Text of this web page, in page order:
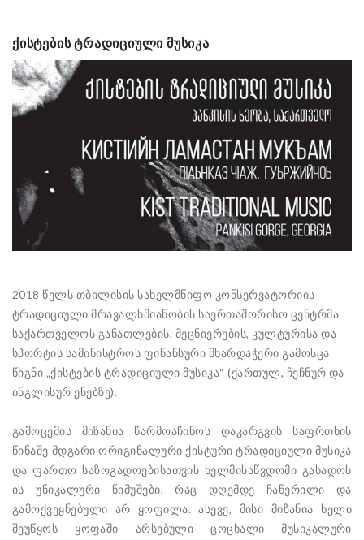
ᲥᲘᲡᲢᲔᲑᲘᲡ ᲢᲠᲐᲓᲘᲪᲘᲣᲚᲘ ᲛᲣᲡᲘᲙᲐ
2018 წელს თბილისის სახელმწიფო კონსერვატორიის
ტრადიციული მრავალხმიანობის საერთაშორისო ცენტრმა
საქართველოს განათლების, მეცნიერების, კულტურისა და
სპორტის სამინისტროს ფინანსური მხარდაჭერი გამოსცა
წიგნი „ქისტების ტრადიციული მუსიკა“ (ქართულ, ჩეჩნურ და
ინგლისურ ენებზე).
გამოცემის მიზანია წარმოაჩინოს დაკარგვის საფრთხის
წინაშე მდგარი ორიგინალური ქისტური ტრადიციული მუსიკა
და ფართო საზოგადოებისათვის ხელმისაწვდომი გახადოს
ის უნიკალური ნიმუშები, რაც დღემდე ჩაწერილი და
გამოქვეყნებული არ ყოფილა. ასევე, მისი მიზანია ხელი
შეუწყოს ყოფაში არსებული ცოცხალი მუსიკალური